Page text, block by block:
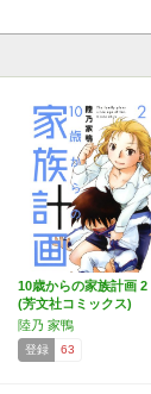
10歳からの家族計画 2
(芳文社コミックス)
陸乃 家鴨
登録 63